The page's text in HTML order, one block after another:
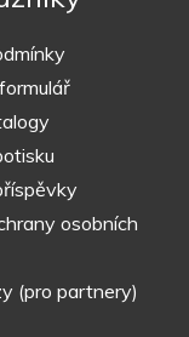
osobních
(pro partnery)